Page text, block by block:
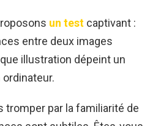
un test captivant :
entre deux images
illustration dépeint un
tromper par la familiarité de